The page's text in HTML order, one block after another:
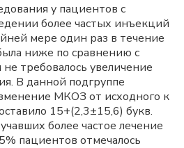
у пациентов с
более частых инъекций
мере один раз в течение
ниже по сравнению с
требовалось увеличение
В данной подгруппе
МКОЗ от исходного к
15+(2,3±15,6) букв.
более частое лечение
пациентов отмечалось